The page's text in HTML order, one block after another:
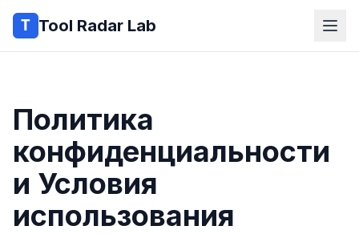
Tool Radar Lab
Политика
конфиденциальности
и Условия
использования